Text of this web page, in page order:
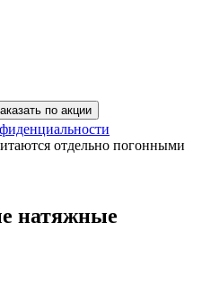
по акции
отдельно погонными
натяжные